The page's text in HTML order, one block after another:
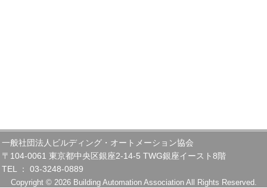
一般社団法人ビルディング・オートメーション協会
〒104-0061 東京都中央区銀座2-14-5 TWG銀座イースト8階
TEL ： 03-3248-0889
Copyright © 2026 Building Automation Association All Rights Reserved.